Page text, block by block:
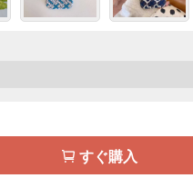
すぐ購入